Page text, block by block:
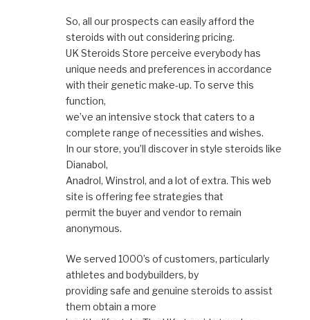
So, all our prospects can easily afford the
steroids with out considering pricing.
UK Steroids Store perceive everybody has
unique needs and preferences in accordance
with their genetic make-up. To serve this
function,
we’ve an intensive stock that caters to a
complete range of necessities and wishes.
In our store, you’ll discover in style steroids like
Dianabol,
Anadrol, Winstrol, and a lot of extra. This web
site is offering fee strategies that
permit the buyer and vendor to remain
anonymous.
We served 1000’s of customers, particularly
athletes and bodybuilders, by
providing safe and genuine steroids to assist
them obtain a more